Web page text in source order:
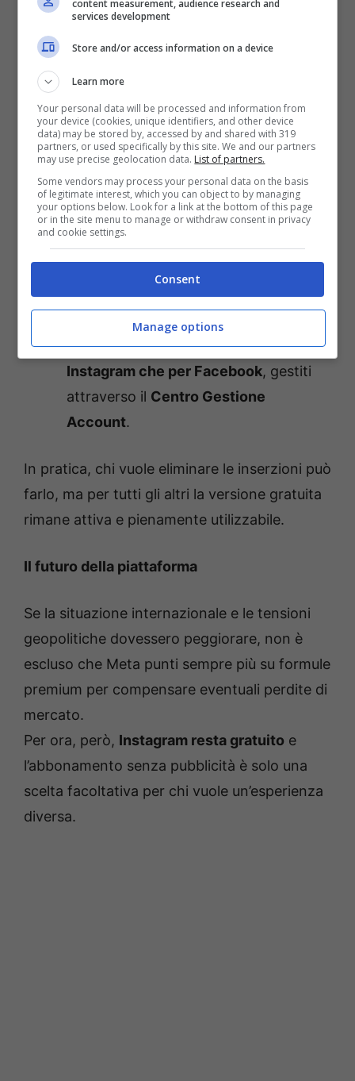
Oltre alle indiscrezioni, c’è un fatto concreto:
Instagram ha già una versione a pagamento
opzionale
Questa modalità permette di navigare senza
pubblicità, pur mantenendo la possibilità di
usare gratuitamente l’app con gli annunci.
L’abbonamento costa€9,99 al mese
tramite web(o €5,99secondo alcune
€12,99 al mese tramite app su
iOS e Android, a causa delle
commissioni degli store.
L’abbonamento è valido sia per
Instagram che per Facebook, gestiti
attraverso il Centro Gestione
Account.
In pratica, chi vuole eliminare le inserzioni può
farlo, ma per tutti gli altri la versione gratuita
rimane attiva e pienamente utilizzabile.
Il futuro della piattaforma
Se la situazione internazionale e le tensioni
geopolitiche dovessero peggiorare, non è
escluso che Meta punti sempre più su formule
premium per compensare eventuali perdite di
mercato.
Per ora, però, Instagram resta gratuito e
l’abbonamento senza pubblicità è solo una
scelta facoltativa per chi vuole un’esperienza
diversa.
content measurement, audience research and
services development
Store and/or access information on a device
Learn more
Your personal data will be processed and information from
your device (cookies, unique identifiers, and other device
data) may be stored by, accessed by and shared with 319
partners, or used specifically by this site. We and our partners
may use precise geolocation data. List of partners.
Some vendors may process your personal data on the basis
of legitimate interest, which you can object to by managing
your options below. Look for a link at the bottom of this page
or in the site menu to manage or withdraw consent in privacy
and cookie settings.
Consent
Manage options